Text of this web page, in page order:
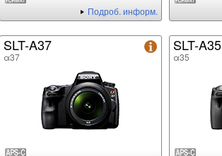
Подроб. информ.
SLT-A37
α37
SLT-A35
α35